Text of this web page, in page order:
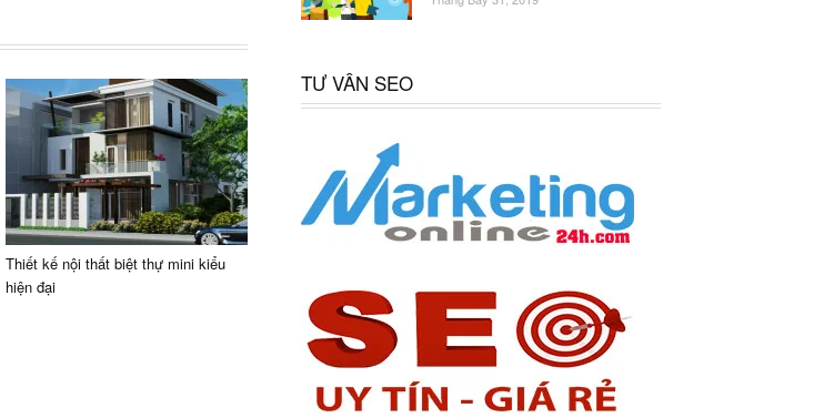
Thiết kế nội thất biệt thự mini kiểu
hiện đại
TƯ VẤN SEO